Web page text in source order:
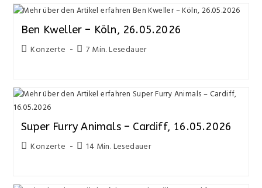
Ben Kweller – Köln, 26.05.2026
Konzerte 7 Min. Lesedauer
Super Furry Animals – Cardiff, 16.05.2026
Konzerte 14 Min. Lesedauer